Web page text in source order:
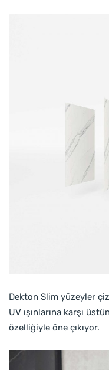
Dekton Slim yüzeyler
UV ışınlarına karşı
özelliğiyle öne çıkıyor.